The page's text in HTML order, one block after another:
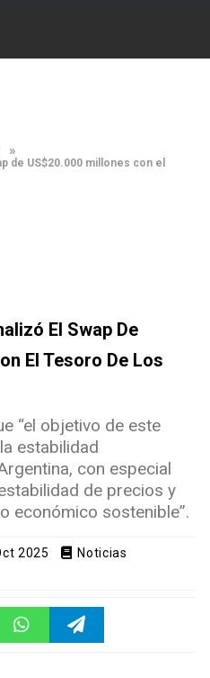
»
de US$20.000 millones con el
El Swap De
El Tesoro De Los
“el objetivo de este
estabilidad
con especial
de precios y
económico sostenible”.
2025
Noticias